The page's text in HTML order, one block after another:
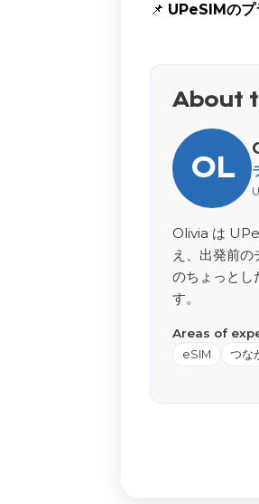
📌 UPeSIMのプ
About
OL
Olivia は
え、出発前
のちょっとし
す。
Areas of
eSIM つな